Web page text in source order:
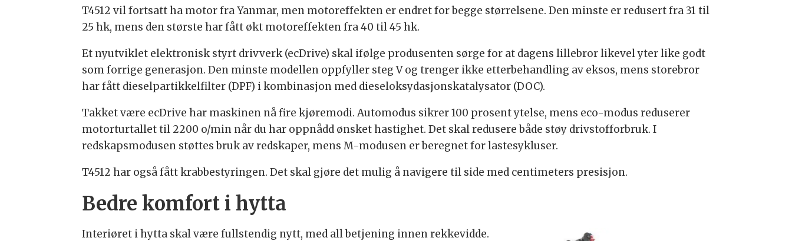
T4512 vil fortsatt ha motor fra Yanmar, men motoreffekten er endret for begge størrelsene. Den minste er redusert fra 31 til
25 hk, mens den største har fått økt motoreffekten fra 40 til 45 hk.
Et nyutviklet elektronisk styrt drivverk (ecDrive) skal ifølge produsenten sørge for at dagens lillebror likevel yter like godt
som forrige generasjon. Den minste modellen oppfyller steg V og trenger ikke etterbehandling av eksos, mens storebror
har fått dieselpartikkelfilter (DPF) i kombinasjon med dieseloksydasjonskatalysator (DOC).
Takket være ecDrive har maskinen nå fire kjøremodi. Automodus sikrer 100 prosent ytelse, mens eco-modus reduserer
motorturtallet til 2200 o/min når du har oppnådd ønsket hastighet. Det skal redusere både støy drivstofforbruk. I
redskapsmodusen støttes bruk av redskaper, mensM-modusen er beregnet for lastesykluser.
T4512 har også fått krabbestyringen. Det skal gjøre det mulig å navigere til side med centimeters presisjon.
Bedre komfort i hytta
Interiøret i hytta skal være fullstendig nytt, med all betjening innen rekkevidde.